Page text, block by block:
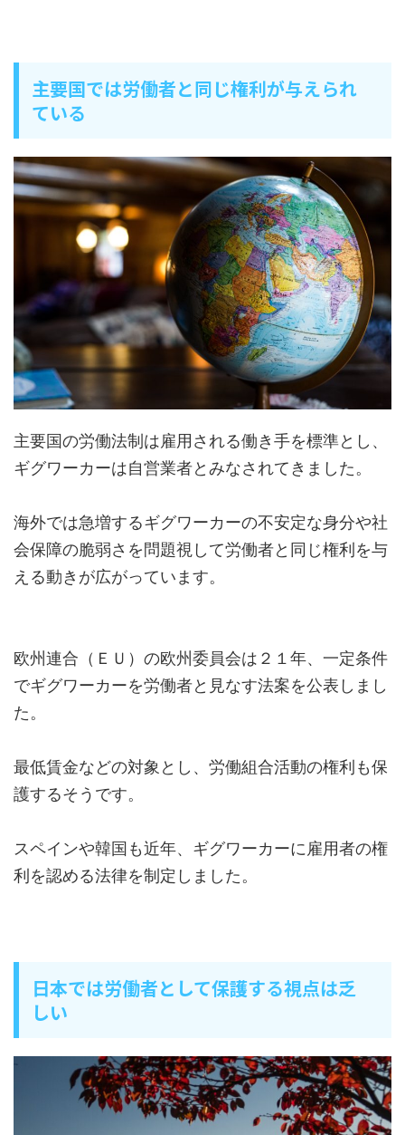
主要国では労働者と同じ権利が与えられ
ている
主要国の労働法制は雇用される働き手を標準とし、
ギグワーカーは自営業者とみなされてきました。
海外では急増するギグワーカーの不安定な身分や社
会保障の脆弱さを問題視して労働者と同じ権利を与
える動きが広がっています。
欧州連合（ＥＵ）の欧州委員会は２１年、一定条件
でギグワーカーを労働者と見なす法案を公表しまし
た。
最低賃金などの対象とし、労働組合活動の権利も保
護するそうです。
スペインや韓国も近年、ギグワーカーに雇用者の権
利を認める法律を制定しました。
日本では労働者として保護する視点は乏
しい